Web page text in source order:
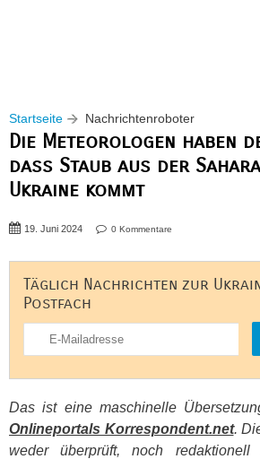
Startseite Nachrichtenroboter
Die Meteorologen haben
dass Staub aus der
Ukraine kommt
19. Juni 2024 0 Kommentare
Täglich Nachrichten zur
Postfach
Das ist eine maschinelle
Onlineportals Korrespondent.net.
weder überprüft, noch